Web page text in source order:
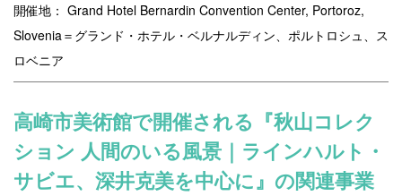
開催地： Grand Hotel Bernardin Convention Center, Portoroz,
Slovenia＝グランド・ホテル・ベルナルディン、ポルトロシュ、ス
ロベニア
高崎市美術館で開催される『秋山コレク
ション 人間のいる風景｜ラインハルト・
サビエ、深井克美を中心に』の関連事業